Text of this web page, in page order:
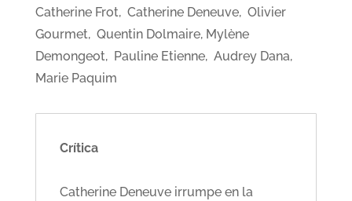
Catherine Frot, Catherine Deneuve, Olivier
Gourmet, Quentin Dolmaire, Mylène
Demongeot, Pauline Etienne, Audrey Dana,
Marie Paquim
Crítica
Catherine Deneuve irrumpe en la